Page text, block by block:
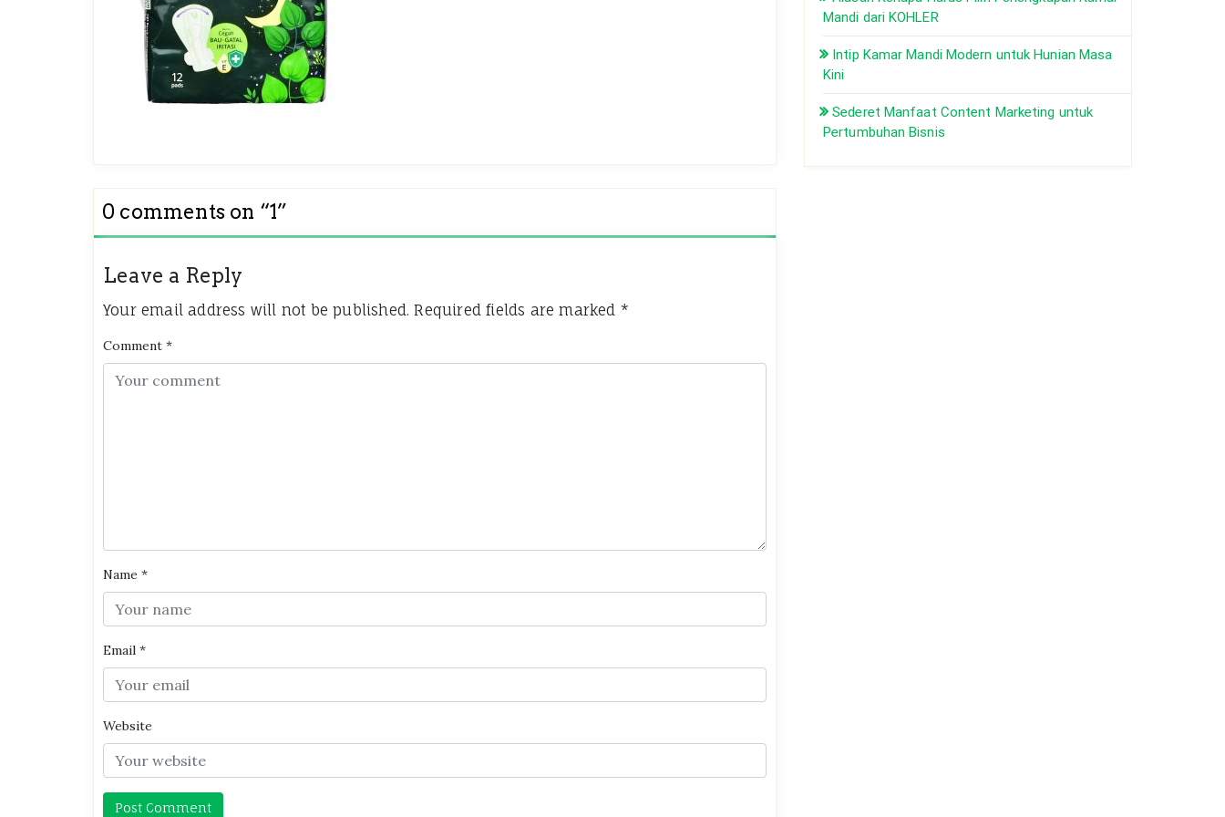
0 comments on “1”
Leave a Reply
Your email address will not be published. Required fields are marked *
Comment *
Name *
Email *
Website
Mandi dari KOHLER
Intip Kamar Mandi Modern untuk Hunian Masa
Kini
Sederet Manfaat Content Marketing untuk
Pertumbuhan Bisnis